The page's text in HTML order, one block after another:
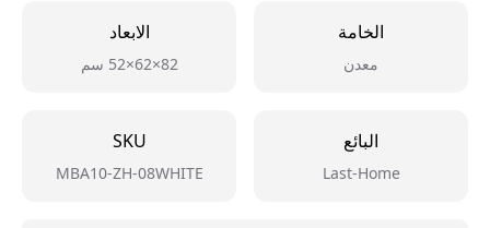
الخامة
معدن
الابعاد
82×62×52 سم
البائع
Last-Home
SKU
MBA10-ZH-08WHITE